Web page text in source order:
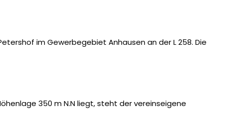
im Gewerbegebiet Anhausen an der L 258. Die
350 m N.N liegt, steht der vereinseigene